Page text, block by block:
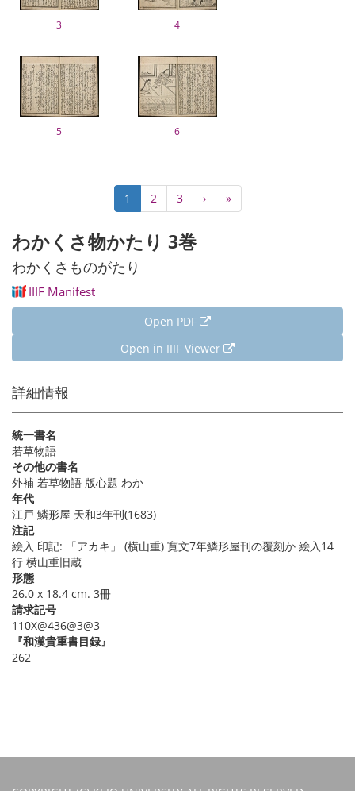
3 4
5 6
Current
page
1 Page
2 Page
3
Next
page
›
Last
page
»
わかくさ物かたり 3巻
わかくさものがたり
IIIF Manifest
Open PDF
Open in IIIF Viewer
詳細情報
統一書名
若草物語
その他の書名
外補 若草物語 版心題 わか
年代
江戸 鱗形屋 天和3年刊(1683)
注記
絵入 印記: 「アカキ」 (横山重) 寛文7年鱗形屋刊の覆刻か 絵入14
行 横山重旧蔵
形態
26.0 x 18.4 cm. 3冊
請求記号
110X@436@3@3
『和漢貴重書目録』
262